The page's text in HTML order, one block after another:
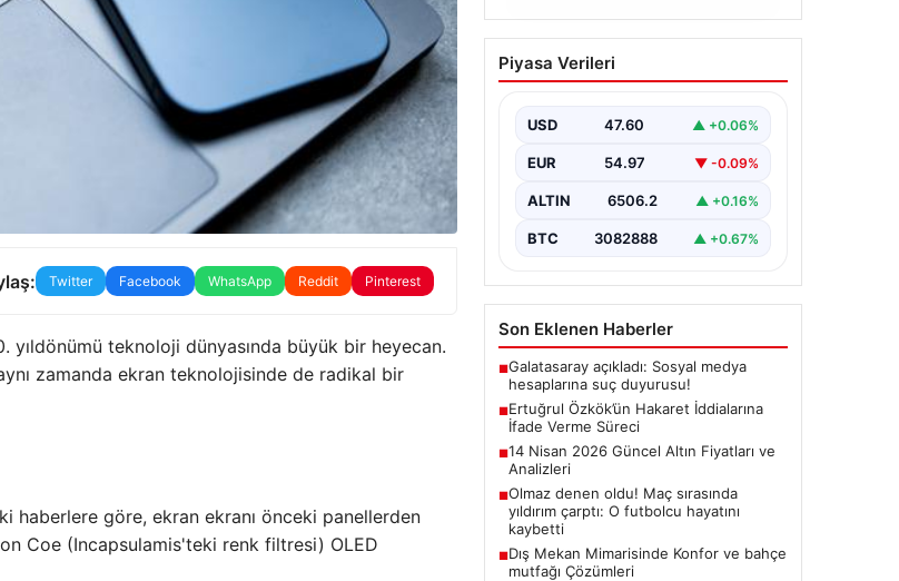
Twitter Facebook WhatsApp Reddit Pinterest
yıldönümü teknoloji dünyasında büyük bir heyecan.
zamanda ekran teknolojisinde de radikal bir
haberlere göre, ekran ekranı önceki panellerden
Coe (Incapsulamis'teki renk filtresi) OLED
06.08.2026
Ertuğrul Özkök’ün
Hakaret İddialarına İfade
Ünlü gazeteci ve yazar Ertuğrul
iddialarıyla yürütülen soruşturma
Piyasa Verileri
USD 47.60 ▲ +0.06%
EUR 54.97 ▼ -0.09%
ALTIN 6506.2 ▲ +0.16%
BTC 3082888 ▲ +0.67%
Son Eklenen Haberler
■Galatasaray açıkladı: Sosyal medya
hesaplarına suç duyurusu!
■Ertuğrul Özkök’ün Hakaret İddialarına
İfade Verme Süreci
■14 Nisan 2026 Güncel Altın Fiyatları ve
Analizleri
■Olmaz denen oldu! Maç sırasında
yıldırım çarptı: O futbolcu hayatını
kaybetti
■Dış Mekan Mimarisinde Konfor ve bahçe
mutfağı Çözümleri